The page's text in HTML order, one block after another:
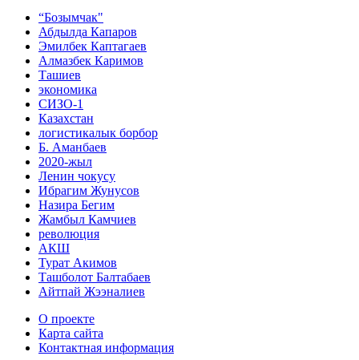
“Бозымчак"
Абдылда Капаров
Эмилбек Каптагаев
Алмазбек Каримов
Ташиев
экономика
СИЗО-1
Казахстан
логистикалык борбор
Б. Аманбаев
2020-жыл
Ленин чокусу
Ибрагим Жунусов
Назира Бегим
Жамбыл Камчиев
революция
АКШ
Турат Акимов
Ташболот Балтабаев
Айтпай Жээналиев
О проекте
Карта сайта
Контактная информация